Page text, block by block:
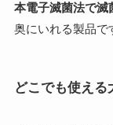
本電子滅菌法で滅
奥にいれる製品で
どこでも使える